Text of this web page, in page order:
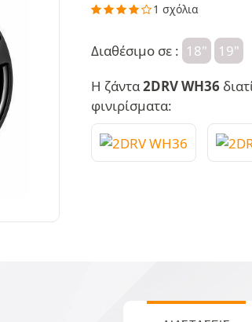
1 σχόλια
Διαθέσιμο σε : 18"
19"
Η ζάντα2DRV WH36
φινιρίσματα: